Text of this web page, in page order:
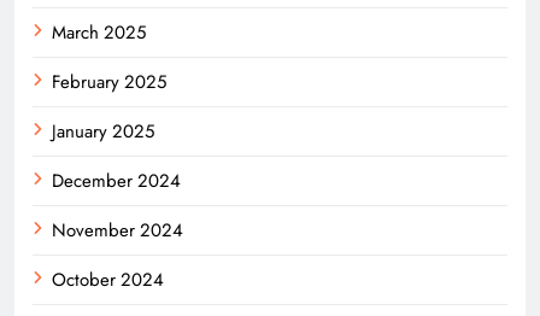
March 2025
February 2025
January 2025
December 2024
November 2024
October 2024